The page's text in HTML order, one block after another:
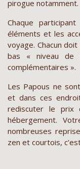
pirogue notamment.
Chaque
éléments et les
voyage. Chacun
bas « niveau de
complémentaires ».
Les Papous ne
et dans ces
rediscuter le prix
hébergement.
nombreuses
zen et courtois,